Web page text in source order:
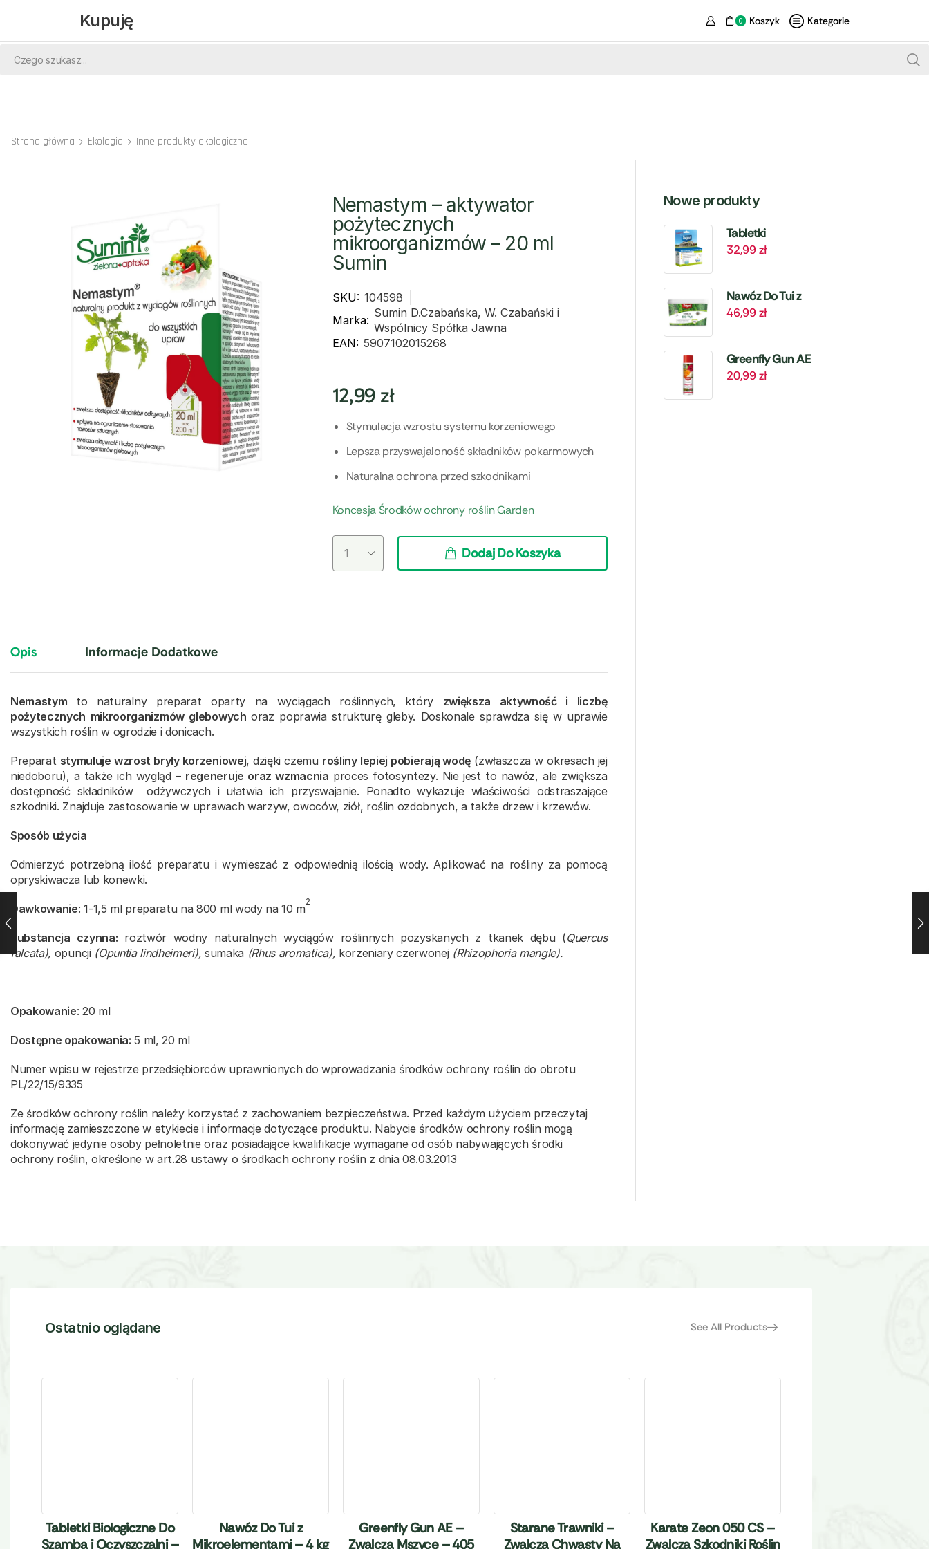
Kupuję 0 Koszyk Kategorie
Strona główna Ekologia Inne produkty ekologiczne
Nemastym – aktywator
pożytecznych
mikroorganizmów – 20 ml
Sumin
SKU: 104598
Marka:
Sumin D.Czabańska, W. Czabański i
Wspólnicy Spółka Jawna
EAN: 5907102015268
12,99 zł
Stymulacja wzrostu systemu korzeniowego
Lepsza przyswajaloność składników pokarmowych
Naturalna ochrona przed szkodnikami
Koncesja Środków ochrony roślin Garden
Dodaj Do Koszyka
Opis Informacje Dodatkowe
Nemastym to naturalny preparat oparty na wyciągach roślinnych, który zwiększa aktywność i liczbę
pożytecznych mikroorganizmów glebowychoraz poprawia strukturę gleby. Doskonale sprawdza się w uprawie
wszystkich roślin w ogrodzie i donicach.
Preparat stymuluje wzrost bryły korzeniowej, dzięki czemu rośliny lepiej pobierają wodę (zwłaszcza w okresach jej
niedoboru), a także ich wygląd – regeneruje oraz wzmacnia proces fotosyntezy. Nie jest to nawóz, ale zwiększa
dostępność składników odżywczych i ułatwia ich przyswajanie. Ponadto wykazuje właściwości odstraszające
szkodniki. Znajduje zastosowanie w uprawach warzyw, owoców, ziół, roślin ozdobnych, a także drzew i krzewów.
Sposób użycia
Odmierzyć potrzebną ilość preparatu i wymieszać z odpowiednią ilością wody. Aplikować na rośliny za pomocą
opryskiwacza lub konewki.
Dawkowanie: 1-1,5 ml preparatu na 800 ml wody na 10 m
2
Substancja czynna: roztwór wodny naturalnych wyciągów roślinnych pozyskanych z tkanek dębu (Quercus
falcata), opuncji (Opuntia lindheimeri), sumaka (Rhus aromatica), korzeniary czerwonej (Rhizophoria mangle).
Opakowanie: 20 ml
Dostępne opakowania: 5 ml, 20 ml
Numer wpisu w rejestrze przedsiębiorców uprawnionych do wprowadzania środków ochrony roślin do obrotu
PL/22/15/9335
Ze środków ochrony roślin należy korzystać z zachowaniem bezpieczeństwa. Przed każdym użyciem przeczytaj
informację zamieszczone w etykiecie i informacje dotyczące produktu. Nabycie środków ochrony roślin mogą
dokonywać jedynie osoby pełnoletnie oraz posiadające kwalifikacje wymagane od osób nabywających środki
ochrony roślin, określone w art.28 ustawy o środkach ochrony roślin z dnia 08.03.2013
Nowe produkty
Tabletki
Biologiczne Do
szt. Target
32,99zł
Nawóz Do Tui z
Mikroelementami
46,99zł
Greenfly Gun AE
– Zwalcza
20,99zł
Ostatnio oglądane See All Products
Tabletki Biologiczne Do
Szamba i Oczyszczalni –
Nawóz Do Tui z
Mikroelementami – 4 kg
Greenfly Gun AE –
Zwalcza Mszyce – 405
Starane Trawniki –
Zwalcza Chwasty Na
Karate Zeon 050 CS –
Zwalcza Szkodniki Roślin